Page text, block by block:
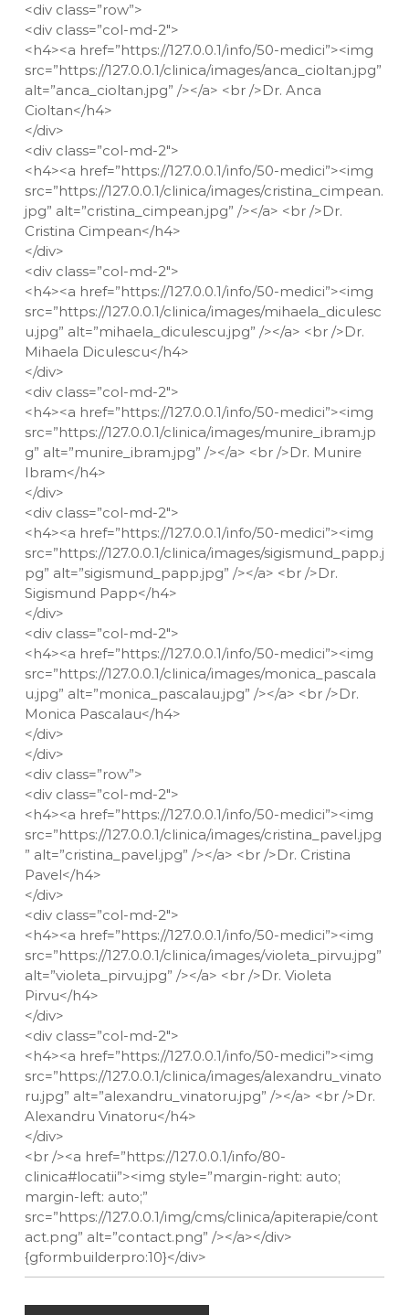
<div class=”row”>
<div class=”col-md-2″>
<h4><a href=”https://127.0.0.1/info/50-medici”><img
src=”https://127.0.0.1/clinica/images/anca_cioltan.jpg”
alt=”anca_cioltan.jpg” /></a> <br />Dr. Anca
Cioltan</h4>
</div>
<div class=”col-md-2″>
<h4><a href=”https://127.0.0.1/info/50-medici”><img
src=”https://127.0.0.1/clinica/images/cristina_cimpean.
jpg” alt=”cristina_cimpean.jpg” /></a> <br />Dr.
Cristina Cimpean</h4>
</div>
<div class=”col-md-2″>
<h4><a href=”https://127.0.0.1/info/50-medici”><img
src=”https://127.0.0.1/clinica/images/mihaela_diculesc
u.jpg” alt=”mihaela_diculescu.jpg” /></a> <br />Dr.
Mihaela Diculescu</h4>
</div>
<div class=”col-md-2″>
<h4><a href=”https://127.0.0.1/info/50-medici”><img
src=”https://127.0.0.1/clinica/images/munire_ibram.jp
g” alt=”munire_ibram.jpg” /></a> <br />Dr. Munire
Ibram</h4>
</div>
<div class=”col-md-2″>
<h4><a href=”https://127.0.0.1/info/50-medici”><img
src=”https://127.0.0.1/clinica/images/sigismund_papp.j
pg” alt=”sigismund_papp.jpg” /></a> <br />Dr.
Sigismund Papp</h4>
</div>
<div class=”col-md-2″>
<h4><a href=”https://127.0.0.1/info/50-medici”><img
src=”https://127.0.0.1/clinica/images/monica_pascala
u.jpg” alt=”monica_pascalau.jpg” /></a> <br />Dr.
Monica Pascalau</h4>
</div>
</div>
<div class=”row”>
<div class=”col-md-2″>
<h4><a href=”https://127.0.0.1/info/50-medici”><img
src=”https://127.0.0.1/clinica/images/cristina_pavel.jpg
” alt=”cristina_pavel.jpg” /></a> <br />Dr. Cristina
Pavel</h4>
</div>
<div class=”col-md-2″>
<h4><a href=”https://127.0.0.1/info/50-medici”><img
src=”https://127.0.0.1/clinica/images/violeta_pirvu.jpg”
alt=”violeta_pirvu.jpg” /></a> <br />Dr. Violeta
Pirvu</h4>
</div>
<div class=”col-md-2″>
<h4><a href=”https://127.0.0.1/info/50-medici”><img
src=”https://127.0.0.1/clinica/images/alexandru_vinato
ru.jpg” alt=”alexandru_vinatoru.jpg” /></a> <br />Dr.
Alexandru Vinatoru</h4>
</div>
<br /><a href=”https://127.0.0.1/info/80-
clinica#locatii”><img style=”margin-right: auto;
margin-left: auto;”
src=”https://127.0.0.1/img/cms/clinica/apiterapie/cont
act.png” alt=”contact.png” /></a></div>
{gformbuilderpro:10}</div>